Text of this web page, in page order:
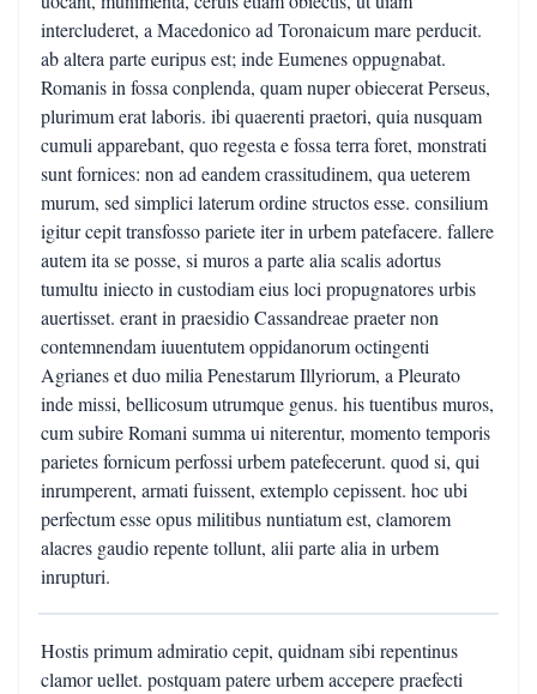
intercluderet, a Macedonico ad Toronaicum mare perducit.
ab altera parte euripus est; inde Eumenes oppugnabat.
Romanis in fossa conplenda, quam nuper obiecerat Perseus,
plurimum erat laboris. ibi quaerenti praetori, quia nusquam
cumuli apparebant, quo regesta e fossa terra foret, monstrati
sunt fornices: non ad eandem crassitudinem, qua ueterem
murum, sed simplici laterum ordine structos esse. consilium
igitur cepit transfosso pariete iter in urbem patefacere. fallere
autem ita se posse, si muros a parte alia scalis adortus
tumultu iniecto in custodiam eius loci propugnatores urbis
auertisset. erant in praesidio Cassandreae praeter non
contemnendam iuuentutem oppidanorum octingenti
Agrianes et duo milia Penestarum Illyriorum, a Pleurato
inde missi, bellicosum utrumque genus. his tuentibus muros,
cum subire Romani summa ui niterentur, momento temporis
parietes fornicum perfossi urbem patefecerunt. quod si, qui
inrumperent, armati fuissent, extemplo cepissent. hoc ubi
perfectum esse opus militibus nuntiatum est, clamorem
alacres gaudio repente tollunt, alii parte alia in urbem
inrupturi.
Hostis primum admiratio cepit, quidnam sibi repentinus
clamor uellet. postquam patere urbem accepere praefecti